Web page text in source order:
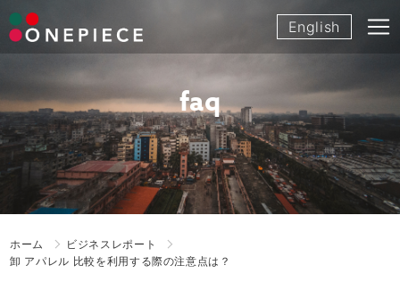
Skip
to
English
faq
ホーム
ビジネスレポート
卸 アパレル 比較を利用する際の注意点は？